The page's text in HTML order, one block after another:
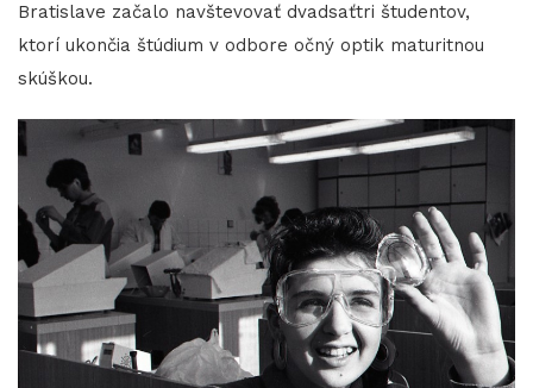
Bratislave začalo navštevovať dvadsaťtri študentov,
ktorí ukončia štúdium v odbore očný optik maturitnou
skúškou.